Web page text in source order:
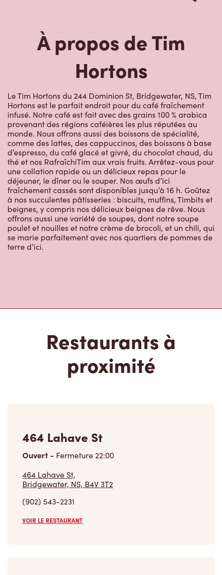
À propos de Tim
Hortons
Le Tim Hortons du 244 Dominion St, Bridgewater, NS, Tim
Hortons est le parfait endroit pour du café fraîchement
infusé. Notre café est fait avec des grains 100 % arabica
provenant des régions caféières les plus réputées au
monde. Nous offrons aussi des boissons de spécialité,
comme des lattes, des cappuccinos, des boissons à base
d’espresso, du café glacé et givré, du chocolat chaud, du
thé et nos RafraîchiTim aux vrais fruits. Arrêtez-vous pour
une collation rapide ou un délicieux repas pour le
déjeuner, le dîner ou le souper. Nos œufs d’ici
fraîchement cassés sont disponibles jusqu’à 16 h. Goûtez
à nos succulentes pâtisseries : biscuits, muffins, Timbits et
beignes, y compris nos délicieux beignes de rêve. Nous
offrons aussi une variété de soupes, dont notre soupe
poulet et nouilles et notre crème de brocoli, et un chili, qui
se marie parfaitement avec nos quartiers de pommes de
terre d’ici.
Restaurants à
proximité
464 Lahave St
Ouvert - Fermeture22:00
464 Lahave St,
Bridgewater, NS, B4V 3T2
(902) 543-2231
VOIR LE RESTAURANT